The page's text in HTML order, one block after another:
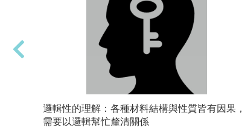
口頭報告與分組討論: 針對特定議題，修課同學需
要分組討論，訓練邏輯分析與團隊溝通的能力。
邏輯性的理解：各種材料結構與性質皆有因果，
需要以邏輯幫忙釐清關係